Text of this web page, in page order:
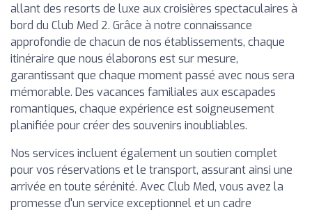
allant des resorts de luxe aux croisières spectaculaires à
bord du Club Med 2. Grâce à notre connaissance
approfondie de chacun de nos établissements, chaque
itinéraire que nous élaborons est sur mesure,
garantissant que chaque moment passé avec nous sera
mémorable. Des vacances familiales aux escapades
romantiques, chaque expérience est soigneusement
planifiée pour créer des souvenirs inoubliables.
Nos services incluent également un soutien complet
pour vos réservations et le transport, assurant ainsi une
arrivée en toute sérénité. Avec Club Med, vous avez la
promesse d'un service exceptionnel et un cadre